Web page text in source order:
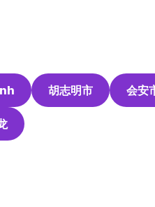
胡志明市 会安